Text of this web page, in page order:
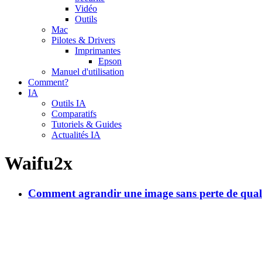
Vidéo
Outils
Mac
Pilotes & Drivers
Imprimantes
Epson
Manuel d'utilisation
Comment?
IA
Outils IA
Comparatifs
Tutoriels & Guides
Actualités IA
Waifu2x
Comment agrandir une image sans perte de